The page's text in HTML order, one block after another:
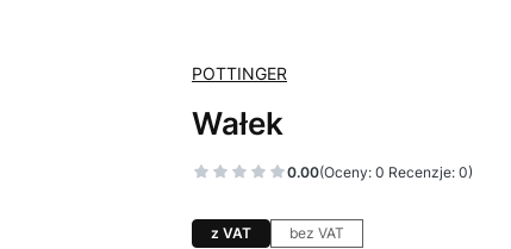
POTTINGER
Wałek
0.00(Oceny: 0 Recenzje: 0)
z VAT bez VAT